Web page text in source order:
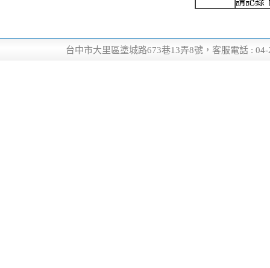
台中市大里區塗城路673巷13弄8號，客服電話 : 04-